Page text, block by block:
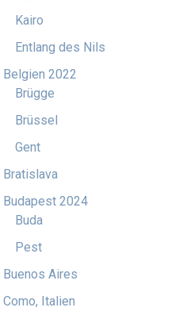
Kairo
Entlang des Nils
Belgien 2022
Brügge
Brüssel
Gent
Bratislava
Budapest 2024
Buda
Pest
Buenos Aires
Como, Italien